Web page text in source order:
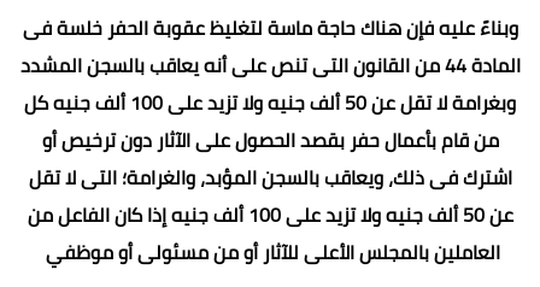
وبناءً عليه فإن هناك حاجة ماسة لتغليظ عقوبة الحفر خلسة فى
المادة 44 من القانون التى تنص على أنه يعاقب بالسجن المشدد
وبغرامة لا تقل عن 50 ألف جنيه ولا تزيد على 100 ألف جنيه كل
من قام بأعمال حفر بقصد الحصول على الآثار دون ترخيص أو
اشترك فى ذلك، ويعاقب بالسجن المؤبد، والغرامة؛ التى لا تقل
عن 50 ألف جنيه ولا تزيد على 100 ألف جنيه إذا كان الفاعل من
العاملين بالمجلس الأعلى للآثار أو من مسئولى أو موظفي